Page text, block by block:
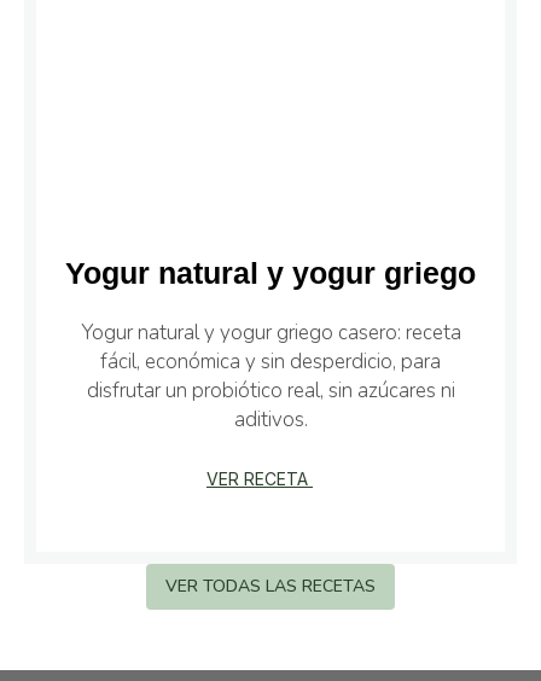
Yogur natural y yogur griego
Yogur natural y yogur griego casero: receta
fácil, económica y sin desperdicio, para
disfrutar un probiótico real, sin azúcares ni
aditivos.
VER RECETA
VER TODAS LAS RECETAS